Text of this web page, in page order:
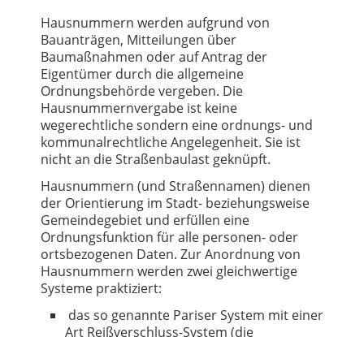
Hausnummern werden aufgrund von
Bauanträgen, Mitteilungen über
Baumaßnahmen oder auf Antrag der
Eigentümer durch die allgemeine
Ordnungsbehörde vergeben. Die
Hausnummernvergabe ist keine
wegerechtliche sondern eine ordnungs- und
kommunalrechtliche Angelegenheit. Sie ist
nicht an die Straßenbaulast geknüpft.
Hausnummern (und Straßennamen) dienen
der Orientierung im Stadt- beziehungsweise
Gemeindegebiet und erfüllen eine
Ordnungsfunktion für alle personen- oder
ortsbezogenen Daten. Zur Anordnung von
Hausnummern werden zwei gleichwertige
Systeme praktiziert:
das so genannte Pariser System mit einer
Art Reißverschluss-System (die